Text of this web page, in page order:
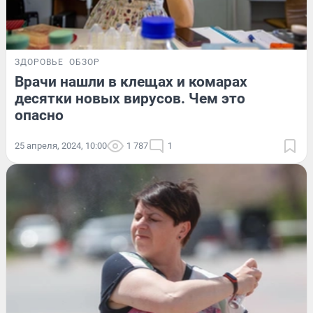
ЗДОРОВЬЕ ОБЗОР
Врачи нашли в клещах и комарах
десятки новых вирусов. Чем это
опасно
25 апреля, 2024, 10:00 1 787 1